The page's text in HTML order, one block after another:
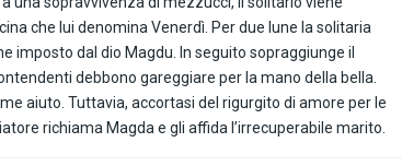
che lui denomina Venerdì. Per due lune la solitaria
imposto dal dio Magdu. In seguito sopraggiunge il
debbono gareggiare per la mano della bella.
aiuto. Tuttavia, accortasi del rigurgito di amore per le
richiama Magda e gli affida l’irrecuperabile marito.